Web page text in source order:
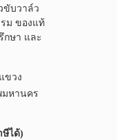
ขับวาล์ว
ม ของแท้
กษา และ
ขวง
มหานคร
ษีได้)